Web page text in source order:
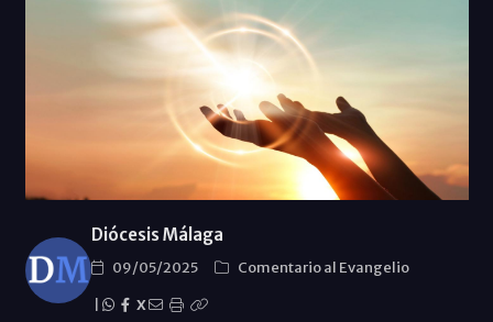
Diócesis Málaga
09/05/2025
Comentario al Evangelio
X